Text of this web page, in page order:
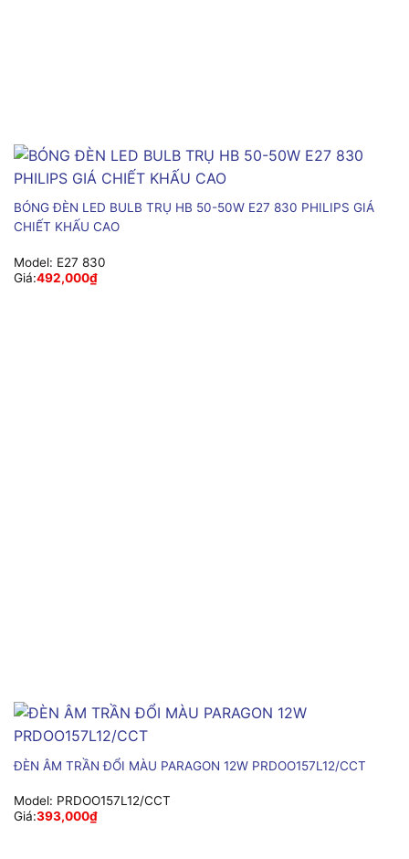
BÓNG ĐÈN LED BULB TRỤ HB 50-50W E27 830 PHILIPS GIÁ
CHIẾT KHẤU CAO
Model: E27 830
Giá:492,000₫
ĐÈN ÂM TRẦN ĐỔI MÀU PARAGON 12W PRDOO157L12/CCT
Model: PRDOO157L12/CCT
Giá:393,000₫